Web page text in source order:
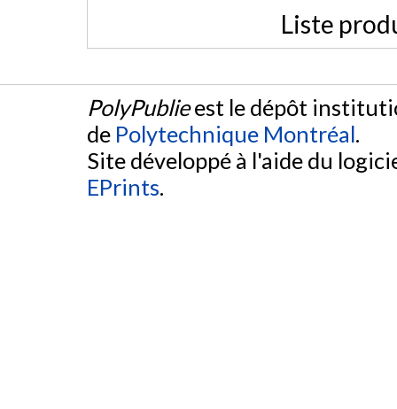
Liste
PolyPublieest le dépôt
de Polytechnique Montréal.
Site développé à l'aide du
EPrints.